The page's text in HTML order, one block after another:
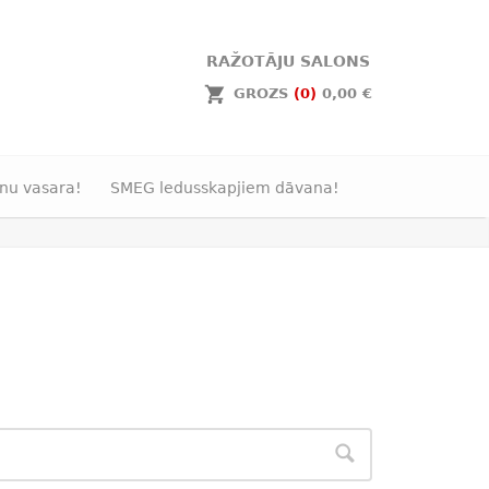
RAŽOTĀJU SALONS
GROZS (0) 0,00 €
vasara! SMEG ledusskapjiem dāvana!